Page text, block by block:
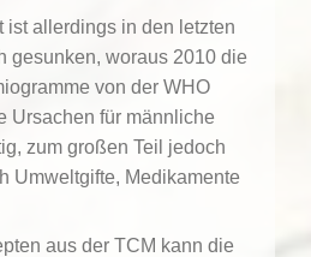
ist allerdings in den letzten
gesunken, woraus 2010 die
von der WHO
Ursachen für männliche
zum großen Teil jedoch
Umweltgifte, Medikamente
aus der TCM kann die